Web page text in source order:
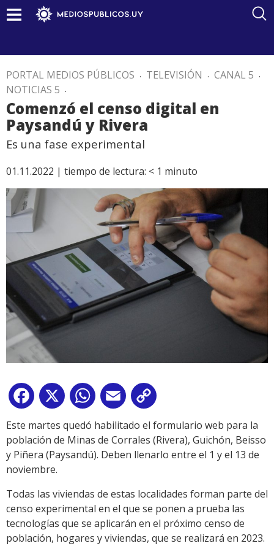
PORTAL MEDIOS PÚBLICOS . TELEVISIÓN . CANAL 5 .
NOTICIAS 5 .
Comenzó el censo digital en
Paysandú y Rivera
Es una fase experimental
01.11.2022 | tiempo de lectura: < 1 minuto
Facebook
X WhatsApp
Email
Link
Este martes quedó habilitado el formulario web para la
población de Minas de Corrales (Rivera), Guichón, Beisso
y Piñera (Paysandú). Deben llenarlo entre el 1 y el 13 de
noviembre.
Todas las viviendas de estas localidades forman parte del
censo experimental en el que se ponen a prueba las
tecnologías que se aplicarán en el próximo censo de
población, hogares y viviendas, que se realizará en 2023.